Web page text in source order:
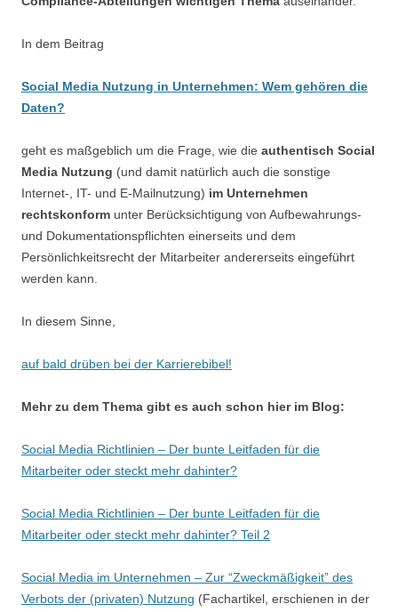
In dem Beitrag
Social Media Nutzung in Unternehmen: Wem gehören die
Daten?
geht es maßgeblich um die Frage, wie die authentisch Social
Media Nutzung (und damit natürlich auch die sonstige
Internet-, IT- und E-Mailnutzung) im Unternehmen
rechtskonform unter Berücksichtigung von Aufbewahrungs-
und Dokumentationspflichten einerseits und dem
Persönlichkeitsrecht der Mitarbeiter andererseits eingeführt
werden kann.
In diesem Sinne,
auf bald drüben bei der Karrierebibel!
Mehr zu dem Thema gibt es auch schon hier im Blog:
Social Media Richtlinien – Der bunte Leitfaden für die
Mitarbeiter oder steckt mehr dahinter?
Social Media Richtlinien – Der bunte Leitfaden für die
Mitarbeiter oder steckt mehr dahinter? Teil 2
Social Media im Unternehmen – Zur “Zweckmäßigkeit” des
Verbots der (privaten) Nutzung (Fachartikel, erschienen in der